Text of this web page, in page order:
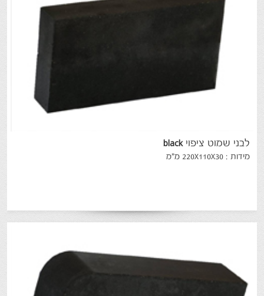
לבני שמוט ציפוי black
מידות : 220X110X30 מ"מ